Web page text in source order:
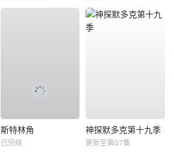
斯特林角
已完结
神探默多克第十九季
更新至第07集